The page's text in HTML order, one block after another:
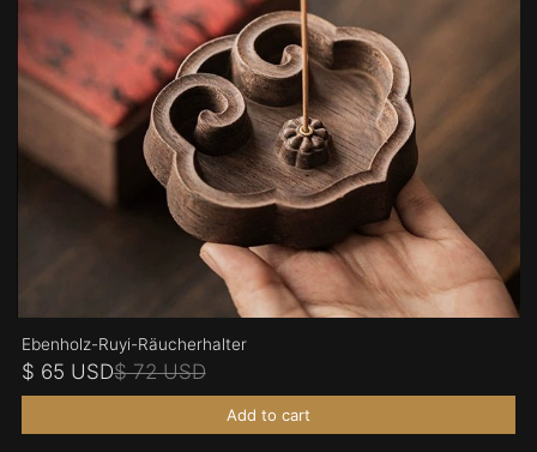
Ebenholz-Ruyi-Räucherhalter
$ 65 USD$ 72 USD
Add to cart